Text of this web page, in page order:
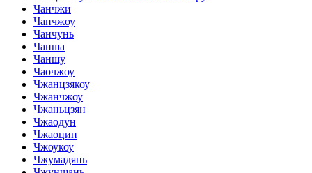
Чанчжи
Чанчжоу
Чанчунь
Чанша
Чаншу
Чаочжоу
Чжанцзякоу
Чжанчжоу
Чжаньцзян
Чжаодун
Чжаоцин
Чжоукоу
Чжумадянь